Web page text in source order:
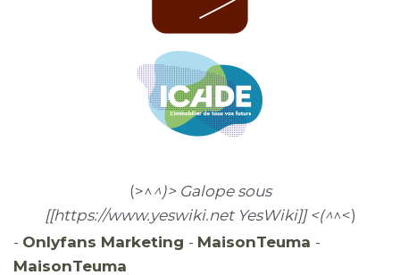
(>^^)> Galope sous
[[https://www.yeswiki.net YesWiki]] <(^^<)
- Onlyfans Marketing - MaisonTeuma -
MaisonTeuma